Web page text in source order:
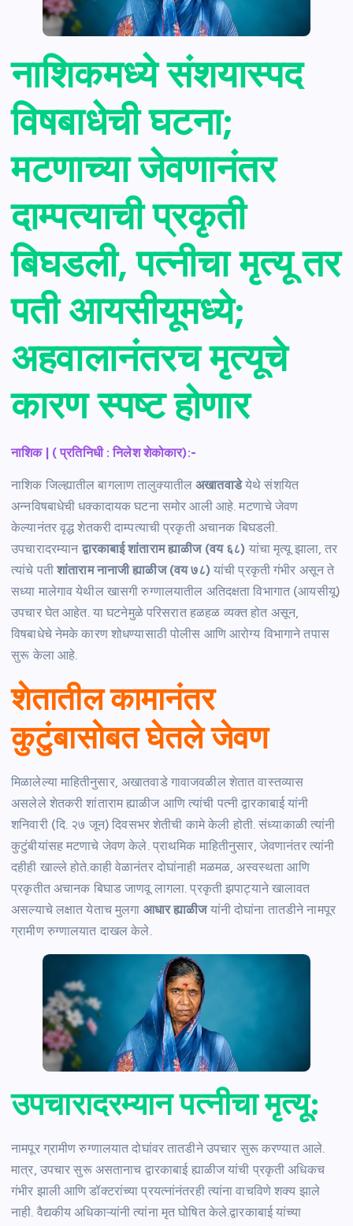
नाशिकमध्ये संशयास्पद
विषबाधेची घटना;
मटणाच्या जेवणानंतर
दाम्पत्याची प्रकृती
बिघडली, पत्नीचा मृत्यू तर
पती आयसीयूमध्ये;
अहवालानंतरच मृत्यूचे
कारण स्पष्ट होणार
नाशिक | ( प्रतिनिधी : निलेश शेकोकार):-
नाशिक जिल्ह्यातील बागलाण तालुक्यातीलअखातवाडेयेथे संशयित
अन्नविषबाधेची धक्कादायक घटना समोर आली आहे. मटणाचे जेवण
केल्यानंतर वृद्ध शेतकरी दाम्पत्याची प्रकृती अचानक बिघडली.
उपचारादरम्यान द्वारकाबाई शांताराम ह्याळीज (वय ६८) यांचा मृत्यू झाला, तर
त्यांचे पतीशांताराम नानाजी ह्याळीज (वय ७८) यांची प्रकृती गंभीर असून ते
सध्या मालेगाव येथील खासगी रुग्णालयातील अतिदक्षता विभागात (आयसीयू)
उपचार घेत आहेत. या घटनेमुळे परिसरात हळहळ व्यक्त होत असून,
विषबाधेचे नेमके कारण शोधण्यासाठी पोलीस आणि आरोग्य विभागाने तपास
सुरू केला आहे.
शेतातील कामानंतर
कुटुंबासोबत घेतले जेवण
मिळालेल्या माहितीनुसार, अखातवाडे गावाजवळील शेतात वास्तव्यास
असलेले शेतकरी शांताराम ह्याळीज आणि त्यांची पत्नी द्वारकाबाई यांनी
शनिवारी (दि. २७ जून) दिवसभर शेतीची कामे केली होती. संध्याकाळी त्यांनी
कुटुंबीयांसह मटणाचे जेवण केले. प्राथमिक माहितीनुसार, जेवणानंतर त्यांनी
दहीही खाल्ले होते.काही वेळानंतर दोघांनाही मळमळ, अस्वस्थता आणि
प्रकृतीत अचानक बिघाड जाणवू लागला. प्रकृती झपाट्याने खालावत
असल्याचे लक्षात येताच मुलगा आधार ह्याळीजयांनी दोघांना तातडीने नामपूर
ग्रामीण रुग्णालयात दाखल केले.
उपचारादरम्यान पत्नीचा मृत्यू:
नामपूर ग्रामीण रुग्णालयात दोघांवर तातडीने उपचार सुरू करण्यात आले.
मात्र, उपचार सुरू असतानाच द्वारकाबाई ह्याळीज यांची प्रकृती अधिकच
गंभीर झाली आणि डॉक्टरांच्या प्रयत्नांनंतरही त्यांना वाचविणे शक्य झाले
नाही. वैद्यकीय अधिकाऱ्यांनी त्यांना मृत घोषित केले.द्वारकाबाई यांच्या